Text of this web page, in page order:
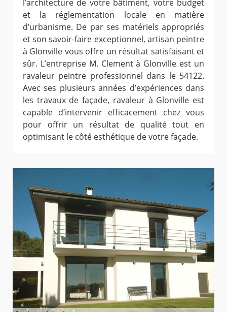
l’architecture de votre bâtiment, votre budget
et la réglementation locale en matière
d’urbanisme. De par ses matériels appropriés
et son savoir-faire exceptionnel, artisan peintre
à Glonville vous offre un résultat satisfaisant et
sûr. L’entreprise M. Clement à Glonville est un
ravaleur peintre professionnel dans le 54122.
Avec ses plusieurs années d’expériences dans
les travaux de façade, ravaleur à Glonville est
capable d’intervenir efficacement chez vous
pour offrir un résultat de qualité tout en
optimisant le côté esthétique de votre façade.